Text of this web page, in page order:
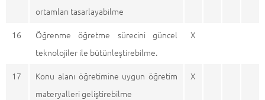
ortamları tasarlayabilme
16
Öğrenme öğretme sürecini güncel
teknolojiler ile bütünleştirebilme.
X
17
Konu alanı öğretimine uygun öğretim
materyalleri geliştirebilme
X